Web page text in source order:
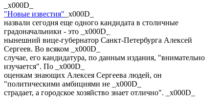
_x000D_
"Новые известия" _x000D_
назвали сегодня еще одного кандидата в столичные
градоначальники - это _x000D_
нынешний вице-губернатор Санкт-Петербурга Алексей
Сергеев. Во всяком _x000D_
случае, его кандидатура, по данным издания, "внимательно
изучается". По _x000D_
оценкам знающих Алексея Сергеева людей, он
"политическими амбициями не _x000D_
страдает, а городское хозяйство знает отлично". _x000D_